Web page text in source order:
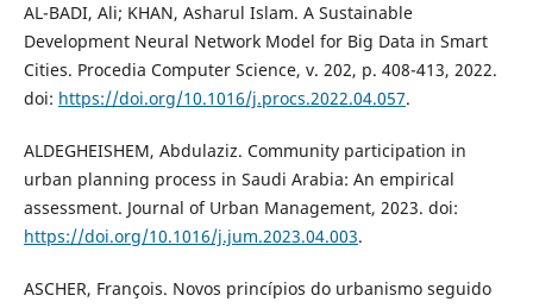
AL-BADI, Ali; KHAN, Asharul Islam. A Sustainable
Development Neural Network Model for Big Data in Smart
Cities. Procedia Computer Science, v. 202, p. 408-413, 2022.
doi: https://doi.org/10.1016/j.procs.2022.04.057.
ALDEGHEISHEM, Abdulaziz. Community participation in
urban planning process in Saudi Arabia: An empirical
assessment. Journal of Urban Management, 2023. doi:
https://doi.org/10.1016/j.jum.2023.04.003.
ASCHER, François. Novos princípios do urbanismo seguido